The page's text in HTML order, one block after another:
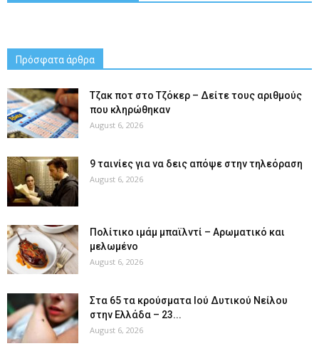
Πρόσφατα άρθρα
Tζακ ποτ στο Τζόκερ – Δείτε τους αριθμούς
που κληρώθηκαν
August 6, 2026
9 ταινίες για να δεις απόψε στην τηλεόραση
August 6, 2026
Πολίτικο ιμάμ μπαϊλντί – Αρωματικό και
μελωμένο
August 6, 2026
Στα 65 τα κρούσματα Ιού Δυτικού Νείλου
στην Ελλάδα – 23...
August 6, 2026